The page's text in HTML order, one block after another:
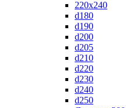
220x240
d180
d190
d200
d205
d210
d220
d230
d240
d250